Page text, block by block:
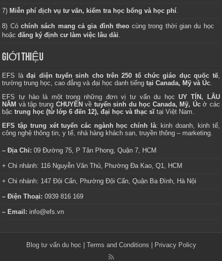
7) Miễn phí dịch vụ tư vấn, kiểm tra học bổng và học phí.
8) Cóchính sách mang cả gia đình theocùng trong thời gian du học
hoặcđăng ký định cư làm việc lâu dài.
GIỚI THIỆU
EFS làđại diện tuyển sinh cho trên 250 tổ chức giáo dục quốc tế,
trường trung học, cao đẳng và đại học danh tiếng tại Canada, Mỹ và Úc.
EFS tự hào là một trong những đơn vị tư vấn du học UY TÍN, LÂU
NĂM và tập trung CHUYÊN về tuyển sinh du học Canada, Mỹ, Úcở các
bậctrung học (từ lớp 6 đến 12), đại học và thạc sĩtại Việt Nam.
EFS tập trung xét tuyển các ngành học chính là: kinh doanh, kinh tế,
công nghệ thông tin, y tế, nhà hàng khách sạn, truyền thông – marketing.
– Địa Chỉ: 09 Đường 75, P Tân Phong, Quận 7, HCM
+ Chi nhánh: 116 Nguyễn Văn Thủ, Phường Đa Kao, Q1, HCM
+ Chi nhánh: 147 Đội Cấn, Phường Đội Cấn, Quận Ba Đình, Hà Nội
– Điện Thoại: 0939 816 169
– Email: info@efs.vn
Blog tư vấn du học Terms and Conditions Privacy Policy